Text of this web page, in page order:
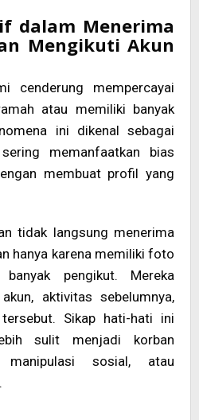
dalam Menerima
Mengikuti Akun
cenderung mempercayai
atau memiliki banyak
ini dikenal sebagai
memanfaatkan bias
membuat profil yang
tidak langsung menerima
hanya karena memiliki foto
pengikut. Mereka
aktivitas sebelumnya,
Sikap hati-hati ini
sulit menjadi korban
manipulasi sosial, atau